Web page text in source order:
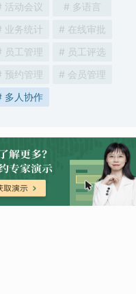
活动会议
# 多语言
业务统计
# 在线审批
员工管理
# 员工评选
预约管理
# 会员管理
多人协作